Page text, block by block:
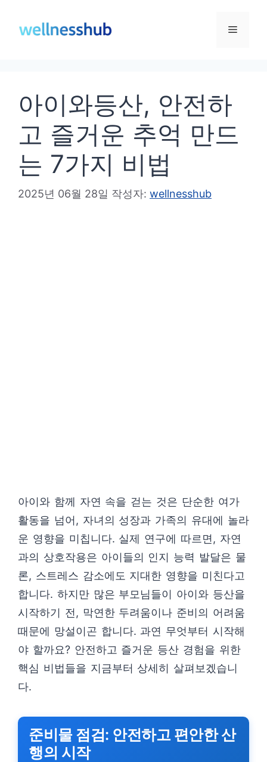
메
아이와등산, 안전하
고 즐거운 추억 만드
는 7가지 비법
2025년 06월 28일 작성자: wellnesshub
아이와 함께 자연 속을 걷는 것은 단순한 여가
활동을 넘어, 자녀의 성장과 가족의 유대에 놀라
운 영향을 미칩니다. 실제 연구에 따르면, 자연
과의 상호작용은 아이들의 인지 능력 발달은 물
론, 스트레스 감소에도 지대한 영향을 미친다고
합니다. 하지만 많은 부모님들이 아이와 등산을
시작하기 전, 막연한 두려움이나 준비의 어려움
때문에 망설이곤 합니다. 과연 무엇부터 시작해
야 할까요? 안전하고 즐거운 등산 경험을 위한
핵심 비법들을 지금부터 상세히 살펴보겠습니
다.
준비물 점검: 안전하고 편안한 산
행의 시작